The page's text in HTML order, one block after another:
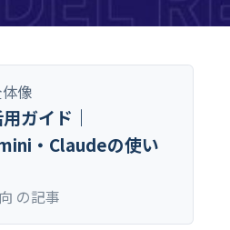
像
ガイド｜
・Claudeの使い
の記事